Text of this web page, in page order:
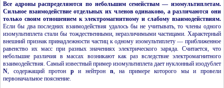
Все адроны распределяются по небольшим семействам — изомультиплетам.
Сильное взаимодействие отдельных их членов одинаково, а различаются они
только своим отношением к электромагнитному и слабому взаимодействиям.
Если бы два последних взаимодействия удалось бы не учитывать, то члены одного
изомультиплета стали бы тождественными, неразличимыми частицами. Характерный
внешний признак принадлежности частиц к одному изомультиплету — приближенное
равенство их масс при разных значениях электрического заряда. Считается, что
небольшие различия в массах возникают как раз вследствие электромагнитного
взаимодействия. Самый известный пример изомультиплета дает нуклонный изодублет
N, содержащий протон pи нейтрон n, на примере которого мы и провели
первоначальное пояснение.